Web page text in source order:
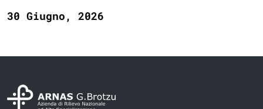
30 Giugno, 2026